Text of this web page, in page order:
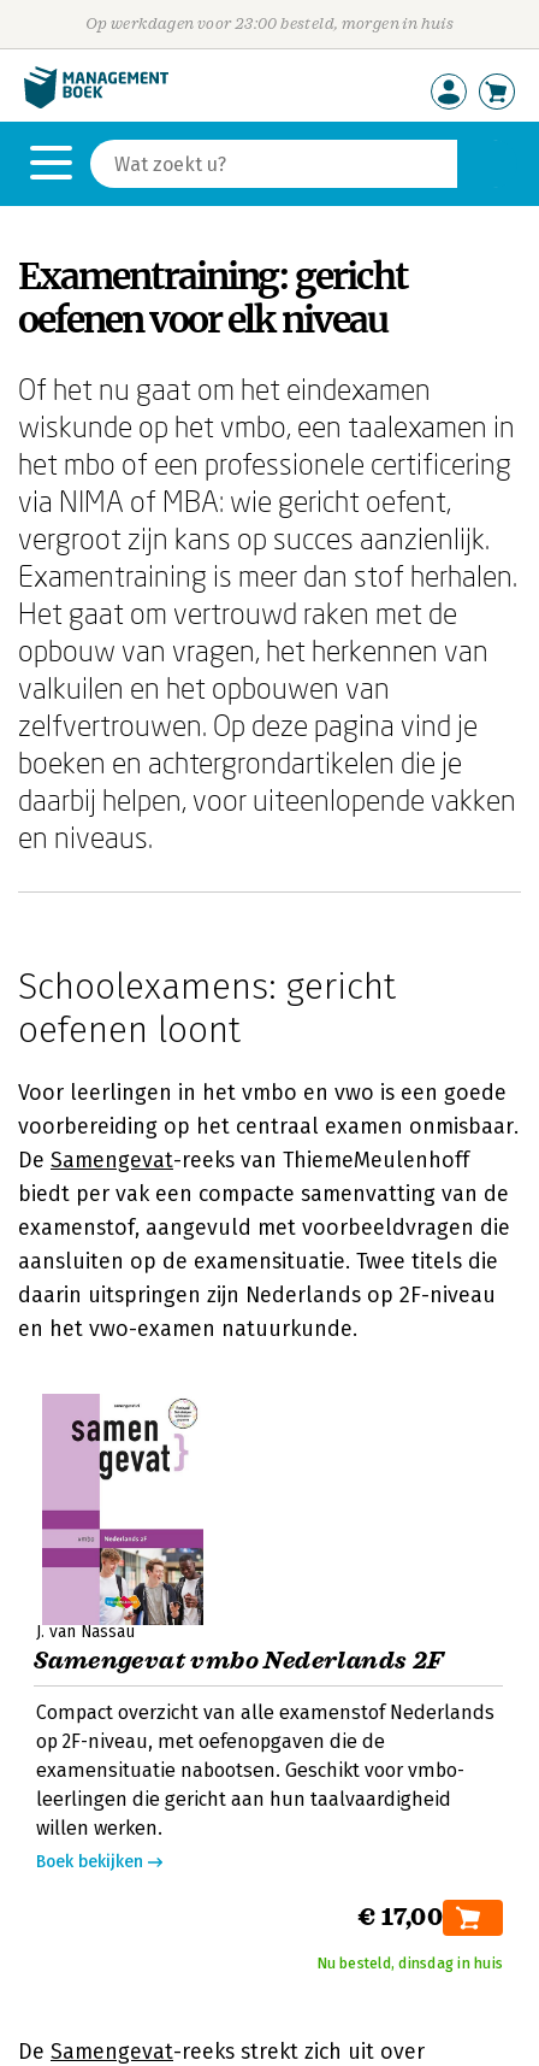
Op werkdagen voor 23:00 besteld, morgen in huis
Examentraining: gericht
oefenen voor elk niveau
Of het nu gaat om het eindexamen
wiskunde op het vmbo, een taalexamen in
het mbo of een professionele certificering
via NIMA of MBA: wie gericht oefent,
vergroot zijn kans op succes aanzienlijk.
Examentraining is meer dan stof herhalen.
Het gaat om vertrouwd raken met de
opbouw van vragen, het herkennen van
valkuilen en het opbouwen van
zelfvertrouwen. Op deze pagina vind je
boeken en achtergrondartikelen die je
daarbij helpen, voor uiteenlopende vakken
en niveaus.
Schoolexamens: gericht
oefenen loont
Voor leerlingen in het vmbo en vwo is een goede
voorbereiding op het centraal examen onmisbaar.
De Samengevat-reeks van ThiemeMeulenhoff
biedt per vak een compacte samenvatting van de
examenstof, aangevuld met voorbeeldvragen die
aansluiten op de examensituatie. Twee titels die
daarin uitspringen zijn Nederlands op 2F-niveau
en het vwo-examen natuurkunde.
J. van Nassau
Samengevat vmbo Nederlands 2F
Compact overzicht van alle examenstof Nederlands
op 2F-niveau, met oefenopgaven die de
examensituatie nabootsen. Geschikt voor vmbo-
leerlingen die gericht aan hun taalvaardigheid
willen werken.
Boek bekijken
€ 17,00
Nu besteld, dinsdag in huis
De Samengevat-reeks strekt zich uit over